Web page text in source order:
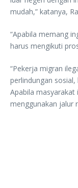
mudah,” katanya,
“Apabila memang
harus mengikuti
“Pekerja migran
perlindungan
Apabila masyarakat
menggunakan jalur